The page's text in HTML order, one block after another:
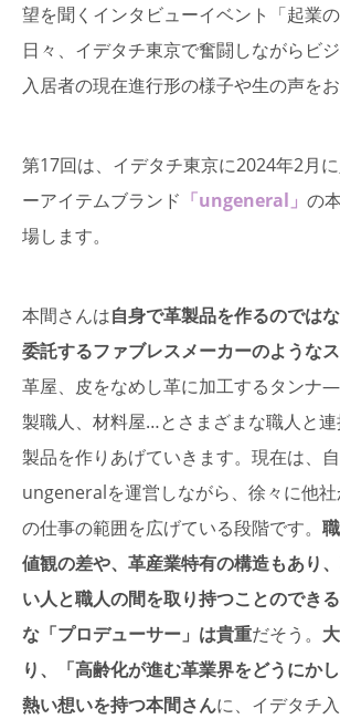
望を聞くインタビューイベント「起業の
日々、イデタチ東京で奮闘しながらビ
入居者の現在進行形の様子や生の声をお
第17回は、イデタチ東京に2024年2月
ーアイテムブランド 「ungeneral」 の
場します。
本間さんは自身で革製品を作るのでは
委託するファブレスメーカーのようなス
革屋、皮をなめし革に加工するタンナ
製職人、材料屋…とさまざまな職人と
製品を作りあげていきます。現在は、
ungeneralを運営しながら、徐々に他
の仕事の範囲を広げている段階です。
値観の差や、革産業特有の構造もあり
い人と職人の間を取り持つことのでき
な「プロデューサー」は貴重だそう。
り、「高齢化が進む革業界をどうにか
熱い想いを持つ本間さんに、イデタチ